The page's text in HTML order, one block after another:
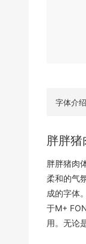
字体介绍
胖胖猪
胖胖猪肉
柔和的气
成的字体
于M+
用。无论